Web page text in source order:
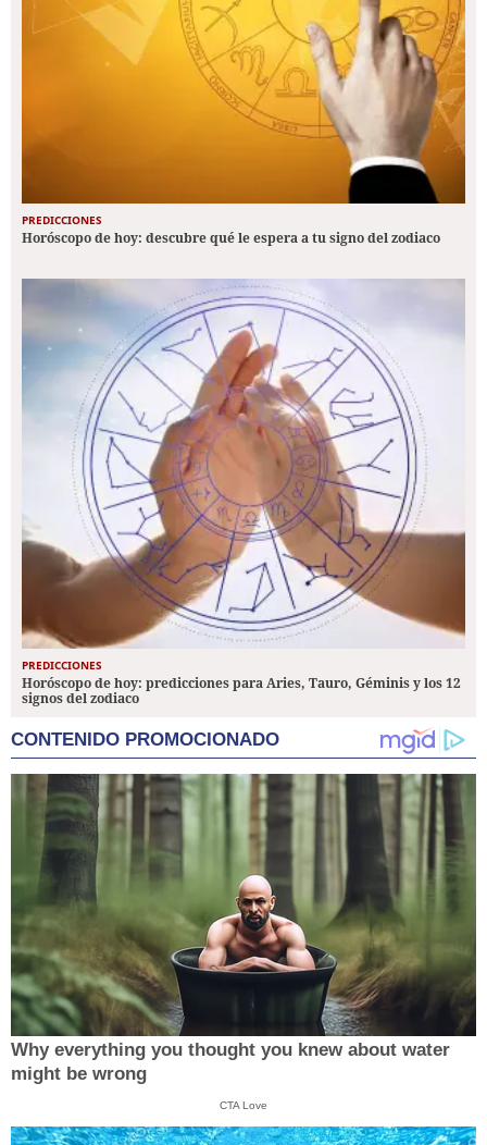
PREDICCIONES
Horóscopo de hoy: descubre qué le espera a tu signo del zodiaco
PREDICCIONES
Horóscopo de hoy: predicciones para Aries, Tauro, Géminis y los 12
signos del zodiaco
CONTENIDO PROMOCIONADO
Why everything you thought you knew about water
might be wrong
CTA Love